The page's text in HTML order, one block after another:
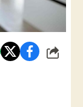
شارك